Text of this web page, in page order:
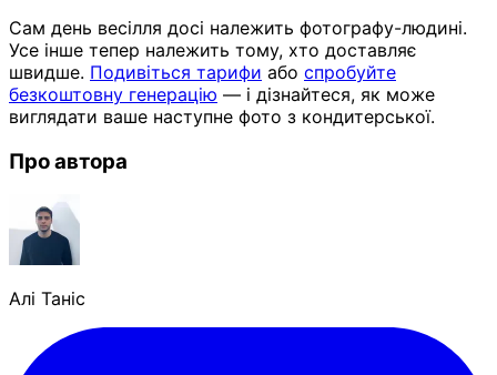
Сам день весілля досі належить фотографу-людині.
Усе інше тепер належить тому, хто доставляє
швидше. Подивіться тарифи або спробуйте
безкоштовну генерацію — і дізнайтеся, як може
виглядати ваше наступне фото з кондитерської.
Про автора
Алі Таніс